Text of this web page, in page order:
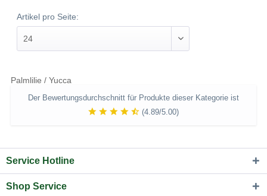
Artikel pro Seite:
Palmlilie / Yucca
Der Bewertungsdurchschnitt für Produkte dieser Kategorie ist
(4.89/5.00)
Service Hotline
Shop Service